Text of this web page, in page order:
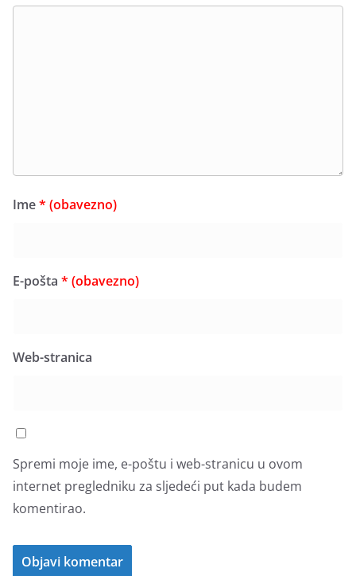
Ime* (obavezno)
E-pošta * (obavezno)
Web-stranica
Spremi moje ime, e-poštu i web-stranicu u ovom
internet pregledniku za sljedeći put kada budem
komentirao.